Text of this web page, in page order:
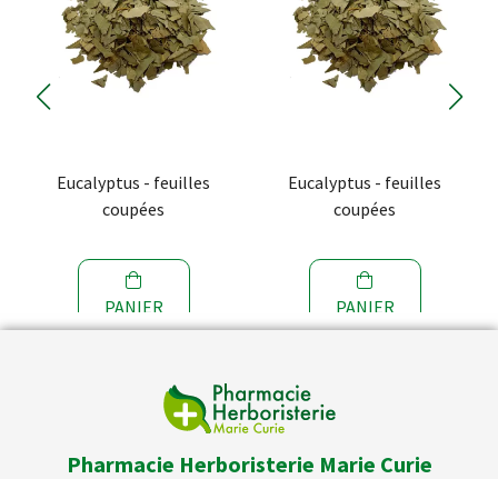
Eucalyptus - feuilles
coupées
PANIER
Eucalyptus - feuilles
coupées
PANIER
Pharmacie Herboristerie Marie Curie